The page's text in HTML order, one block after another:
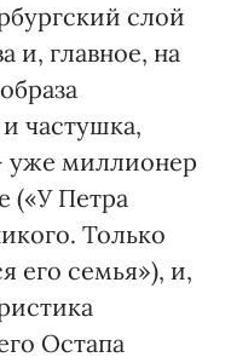
слой
и, главное, на
частушка,
уже миллионер
(«У Петра
Только
его семья»), и,
Остапа